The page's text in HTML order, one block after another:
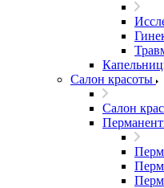
Салон красоты
Салон